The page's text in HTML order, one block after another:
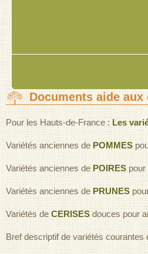
Documents aide aux
Pour les Hauts-de-France :Les
Variétés anciennes de POMMES
Variétés anciennes de POIRES
Variétés anciennes de PRUNES
Variétés de CERISES douces pour
Bref descriptif de variétés courantes